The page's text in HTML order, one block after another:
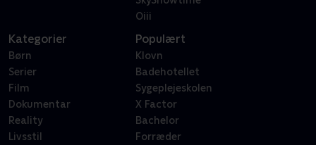
Oiii
Kategorier
Børn
Serier
Film
Dokumentar
Reality
Livsstil
Populært
Klovn
Badehotellet
Sygeplejeskolen
X Factor
Bachelor
Forræder